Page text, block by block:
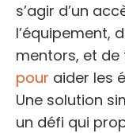
s’agir d’un
l’équipement,
mentors, et
pour aider les
Une solution
un défi qui